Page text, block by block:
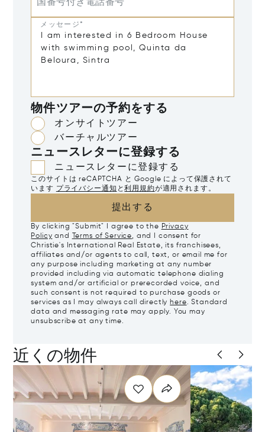
国番号付き電話番号
メッセージ*
物件ツアーの予約をする
オンサイトツアー
バーチャルツアー
ニュースレターに登録する
ニュースレターに登録する
このサイトは reCAPTCHA と Google によって保護されて
います プライバシー通知 と利用規約が適用されます。
提出する
By clicking "Submit" I agree to the Privacy
Policy and Terms of Service, and I consent for
Christie's International Real Estate, its franchisees,
affiliates and/or agents to call, text, or email me for
any purpose including marketing at any number
provided including via automatic telephone dialing
system and/or artificial or prerecorded voice, and
such consent is not required to purchase goods or
services as I may always call directly here. Standard
data and messaging rate may apply. You may
unsubscribe at any time.
近くの物件